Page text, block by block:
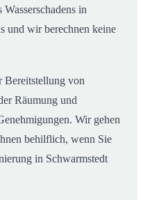
in
und wir berechnen keine
Bereitstellung von
Räumung und
Wir gehen
behilflich, wenn Sie
in Schwarmstedt